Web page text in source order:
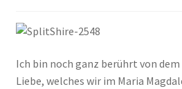
Ich bin noch ganz berührt von
Liebe, welches wir im Maria